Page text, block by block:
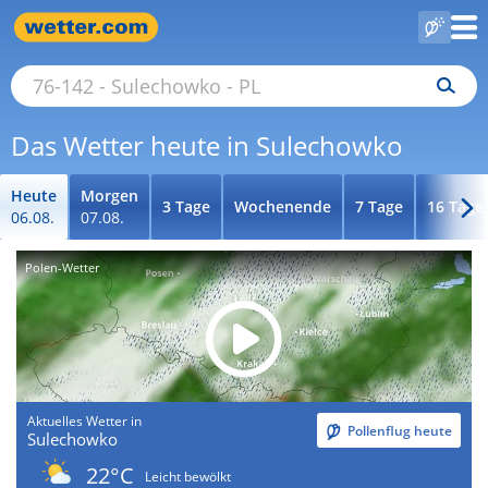
Das Wetter heute in Sulechowko
Heute
06.08.
Morgen
07.08.
3 Tage Wochenende 7 Tage 16 Tage
Polen-Wetter
Aktuelles Wetter in
Sulechowko Pollenflug heute
22°C
Leicht bewölkt